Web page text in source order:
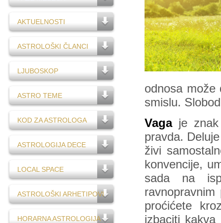
AKTUELNOSTI
ASTROLOŠKI ČLANCI
LJUBOSKOP
ASTRO TEME
KOD ZA ASTROLOGA
ASTROLOGIJA DECE
LOCAL SPACE
ASTROLOŠKI ARHETIPOVI
HORARNA ASTROLOGIJA
odnosa može
smislu.
Vagaje znak
pravda.
živi
konvencije,
sada na
proćićete
izbaciti